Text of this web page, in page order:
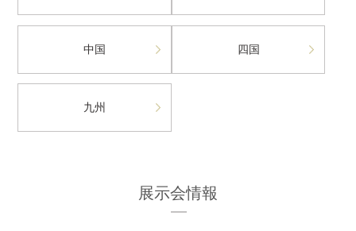
中国 四国
九州
展示会情報